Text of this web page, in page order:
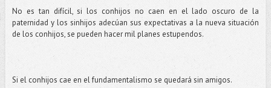
No es tan difícil, si los conhijos no caen en el lado oscuro de la
paternidad y los sinhijos adecúan sus expectativas a la nueva situación
de los conhijos, se pueden hacer mil planes estupendos.
Si el conhijos cae en el fundamentalismo se quedará sin amigos.